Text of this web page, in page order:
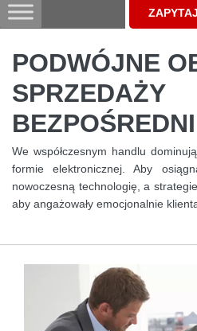
PODWÓJNE
SPRZEDAŻY
We współczesnym handlu
formie elektronicznej. Aby
nowoczesną technologię, a
aby angażowały emocjonalnie